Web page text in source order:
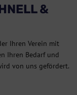
&
Ihren Verein mit
Ihren Bedarf und
von uns gefördert.